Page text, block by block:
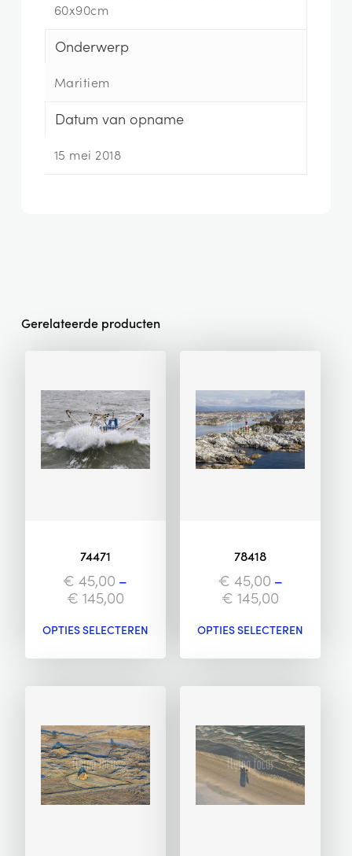
60x90cm
Onderwerp
Maritiem
Datum van opname
15 mei 2018
Gerelateerde producten
74471
€ 45,00 –
€ 145,00
OPTIES SELECTEREN
78418
€ 45,00 –
€ 145,00
OPTIES SELECTEREN